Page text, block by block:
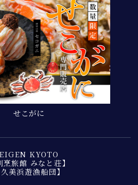
せこがに
EIGEN KYOTO
烹旅館 みなと荘】
久美浜遊漁船団】